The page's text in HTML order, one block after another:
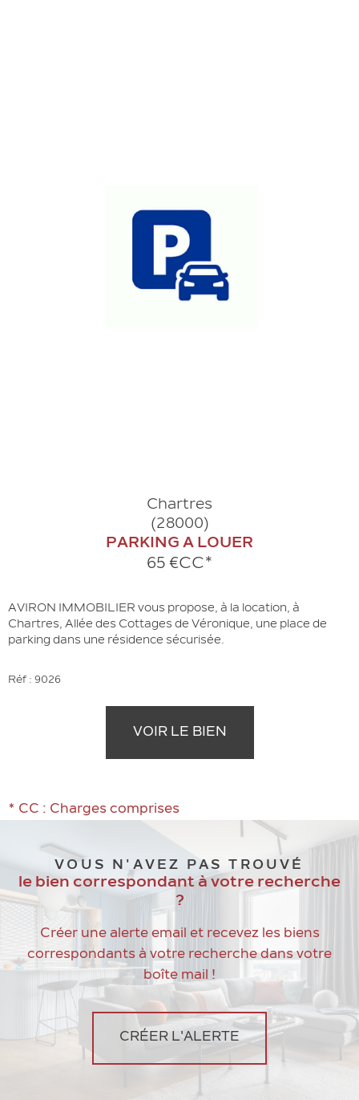
Chartres
(28000)
PARKING A LOUER
65 €CC*
AVIRON IMMOBILIER vous propose, à la location, à
Chartres, Allée des Cottages de Véronique, une place de
parking dans une résidence sécurisée.
Réf : 9026
VOIR LE BIEN
* CC : Charges comprises
VOUS N'AVEZ PAS TROUVÉ
le bien correspondant à votre recherche
?
Créer une alerte email et recevez les biens
correspondants à votre recherche dans votre
boîte mail !
CRÉER L'ALERTE